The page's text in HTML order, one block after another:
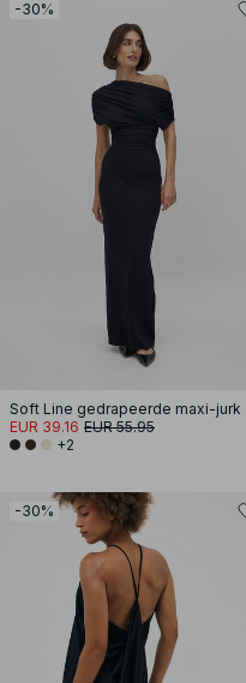
-30%
Soft Line gedrapeerde maxi-jurk
EUR 39.16 EUR 55.95
+2
-30%